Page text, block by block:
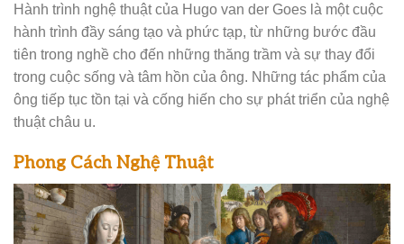
Hành trình nghệ thuật của Hugo van der Goes là một cuộc
hành trình đầy sáng tạo và phức tạp, từ những bước đầu
tiên trong nghề cho đến những thăng trầm và sự thay đổi
trong cuộc sống và tâm hồn của ông. Những tác phẩm của
ông tiếp tục tồn tại và cống hiến cho sự phát triển của nghệ
thuật châu u.
Phong Cách Nghệ Thuật